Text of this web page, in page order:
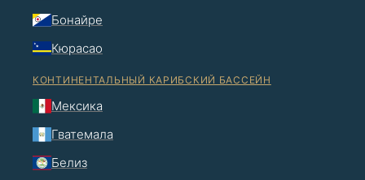
Бонайре
Кюрасао
КОНТИНЕНТАЛЬНЫЙ КАРИБСКИЙ БАССЕЙН
Мексика
Гватемала
Белиз